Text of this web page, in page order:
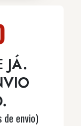
JÁ.
de envio)